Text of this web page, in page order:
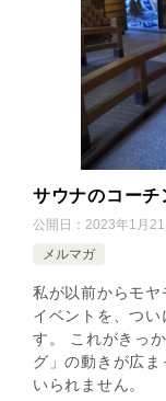
サウナのコーチ
公開日： 2023年1月21
メルマガ
私が以前からモ
イベントを、つ
す。 これがきっ
グ」の動きが広
いられません。